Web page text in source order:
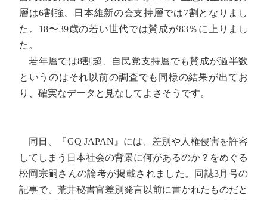
層は6割強、日本維新の会支持層では7割となりまし
た。18〜39歳の若い世代では賛成が83％に上りまし
た。
若年層では8割超、自民党支持層でも賛成が過半数
というのはそれ以前の調査でも同様の結果が出てお
り、確実なデータと見なしてよさそうです。
同日、『GQ JAPAN』には、差別や人権侵害を許容
してしまう日本社会の背景に何があるのか？をめぐる
松岡宗嗣さんの論考が掲載されました。同誌3月号の
記事で、荒井秘書官差別発言以前に書かれたものだと